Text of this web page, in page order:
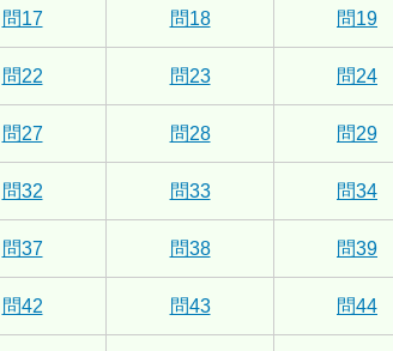
問17 問18 問19
問22 問23 問24
問27 問28 問29
問32 問33 問34
問37 問38 問39
問42 問43 問44